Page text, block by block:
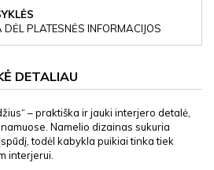
PLATESNĖS INFORMACIJOS
DETALIAU
– praktiška ir jauki interjero detalė,
Namelio dizainas sukuria
todėl kabykla puikiai tinka tiek
interjerui.